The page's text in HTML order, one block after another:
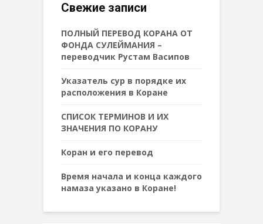
Свежие записи
ПОЛНЫЙ ПЕРЕВОД КОРАНА ОТ
ФОНДА СУЛЕЙМАНИЯ –
переводчик Рустам Васипов
Указатель сур в порядке их
расположения в Коране
СПИСОК ТЕРМИНОВ И ИХ
ЗНАЧЕНИЯ ПО КОРАНУ
Коран и его перевод
Время начала и конца каждого
намаза указано в Коране!